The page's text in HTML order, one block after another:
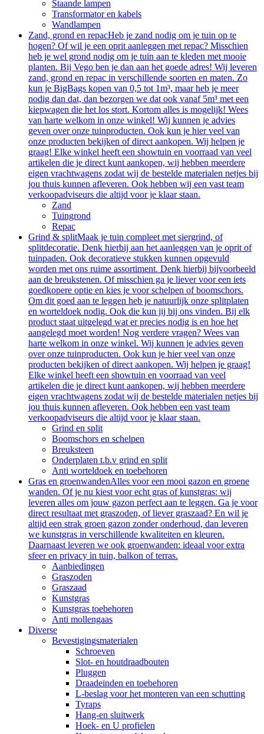
Staande lampen
Transformator en kabels
Wandlampen
Zand, grond en repacHeb je zand nodig om je tuin op te
hogen? Of wil je een oprit aanleggen met repac? Misschien
heb je wel grond nodig om je tuin aan te kleden met mooie
planten. Bij Vego ben je dan aan het goede adres! Wij leveren
zand, grond en repac in verschillende soorten en maten. Zo
kun je BigBags kopen van 0,5 tot 1m³, maar heb je meer
nodig dan dat, dan bezorgen we dat ook vanaf 5m³ met een
kiepwagen die het los stort. Kortom alles is mogelijk! Wees
van harte welkom in onze winkel! Wij kunnen je advies
geven over onze tuinproducten. Ook kun je hier veel van
onze producten bekijken of direct aankopen. Wij helpen je
graag! Elke winkel heeft een showtuin en voorraad van veel
artikelen die je direct kunt aankopen, wij hebben meerdere
eigen vrachtwagens zodat wij de bestelde materialen netjes bij
jou thuis kunnen afleveren. Ook hebben wij een vast team
verkoopadviseurs die altijd voor je klaar staan.
Zand
Tuingrond
Repac
Grind & splitMaak je tuin compleet met siergrind, of
splitdecoratie. Denk hierbij aan het aanleggen van je oprit of
tuinpaden. Ook decoratieve stukken kunnen opgevuld
worden met ons ruime assortiment. Denk hierbij bijvoorbeeld
aan de breukstenen. Of misschien ga je liever voor een iets
goedkopere optie en kies je voor schelpen of boomschors.
Om dit goed aan te leggen heb je natuurlijk onze splitplaten
en worteldoek nodig. Ook die kun jij bij ons vinden. Bij elk
product staat uitgelegd wat er precies nodig is en hoe het
aangelegd moet worden! Nog verdere vragen? Wees van
harte welkom in onze winkel. Wij kunnen je advies geven
over onze tuinproducten. Ook kun je hier veel van onze
producten bekijken of direct aankopen. Wij helpen je graag!
Elke winkel heeft een showtuin en voorraad van veel
artikelen die je direct kunt aankopen, wij hebben meerdere
eigen vrachtwagens zodat wij de bestelde materialen netjes bij
jou thuis kunnen afleveren. Ook hebben een vast team
verkoopadviseurs die altijd voor je klaar staan.
Grind en split
Boomschors en schelpen
Breuksteen
Onderplaten t.b.v grind en split
Anti worteldoek en toebehoren
Gras en groenwandenAlles voor een mooi gazon en groene
wanden. Of je nu kiest voor echt gras of kunstgras: wij
leveren alles om jouw gazon perfect aan te leggen. Ga je voor
direct resultaat met graszoden, of liever graszaad? En wil je
altijd een strak groen gazon zonder onderhoud, dan leveren
we kunstgras in verschillende kwaliteiten en kleuren.
Daarnaast leveren we ook groenwanden: ideaal voor extra
sfeer en privacy in tuin, balkon of terras.
Aanbiedingen
Graszoden
Graszaad
Kunstgras
Kunstgras toebehoren
Anti mollengaas
Diverse
Bevestigingsmaterialen
Schroeven
Slot- en houtdraadbouten
Pluggen
Draadeinden en toebehoren
L-beslag voor het monteren van een schutting
Tyraps
Hang-en sluitwerk
Hoek- en U profielen